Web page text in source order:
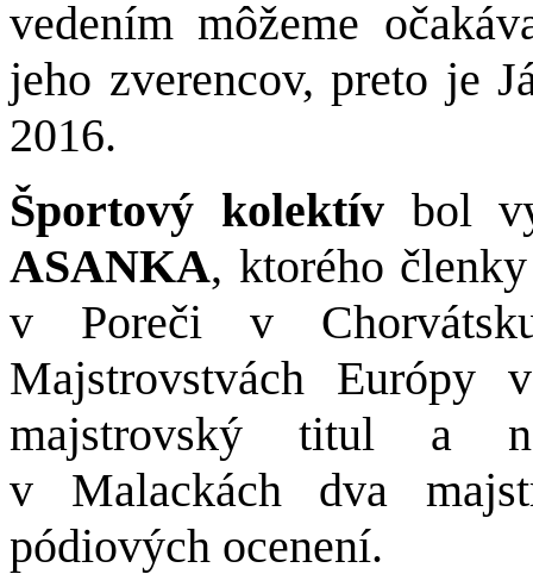
vedením môžeme
jeho zverencov, preto je
2016.
Športový kolektívbol
ASANKA, ktorého
v Poreči v
Majstrovstvách Európy
majstrovský titul a
v Malackách dva
pódiových ocenení.